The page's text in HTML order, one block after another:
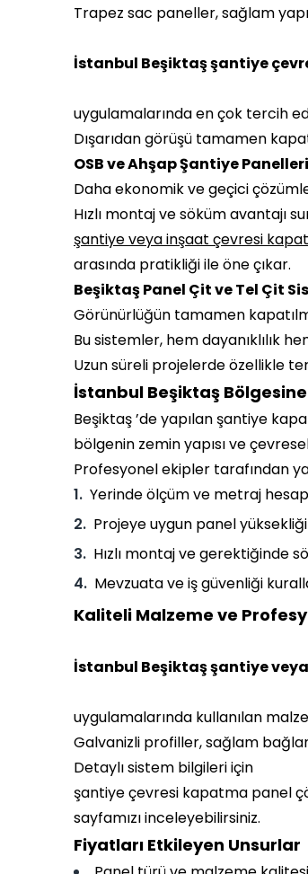
Trapez sac paneller, sağlam
İstanbul Beşiktaş şantiye
uygulamalarında en çok tercih
Dışarıdan görüşü tamamen
OSB ve Ahşap Şantiye Panelleri
Daha ekonomik ve geçici
Hızlı montaj ve söküm avantajı
şantiye veya inşaat çevresi
arasında pratikliği ile öne çıkar.
Beşiktaş Panel Çit ve Tel Çit
Görünürlüğün tamamen
Bu sistemler, hem dayanıklılık
Uzun süreli projelerde özellikle
İstanbul Beşiktaş
Beşiktaş ’de yapılan şantiye
bölgenin zemin yapısı ve
Profesyonel ekipler tarafından
Yerinde ölçüm ve metraj
Projeye uygun panel
Hızlı montaj ve gerektiğinde
Mevzuata ve iş güvenliği
Kaliteli Malzeme ve
İstanbul Beşiktaş şantiye
uygulamalarında kullanılan
Galvanizli profiller, sağlam
Detaylı sistem bilgileri için
şantiye çevresi kapatma panel
sayfamızı inceleyebilirsiniz.
Fiyatları Etkileyen Unsurlar